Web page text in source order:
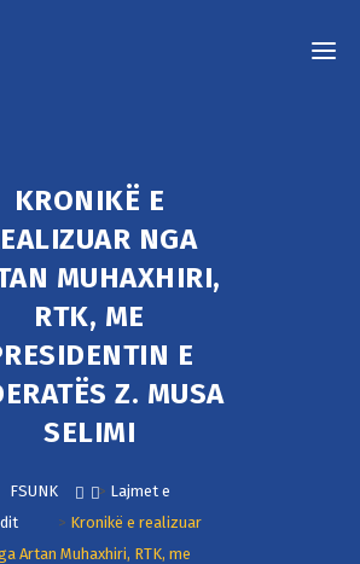
KRONIKË E
NGA
MUHAXHIRI,
RTK, ME
E
Z. MUSA
SELIMI
FSUNK > Lajmet e
> Kronikë e realizuar
Artan Muhaxhiri, RTK, me